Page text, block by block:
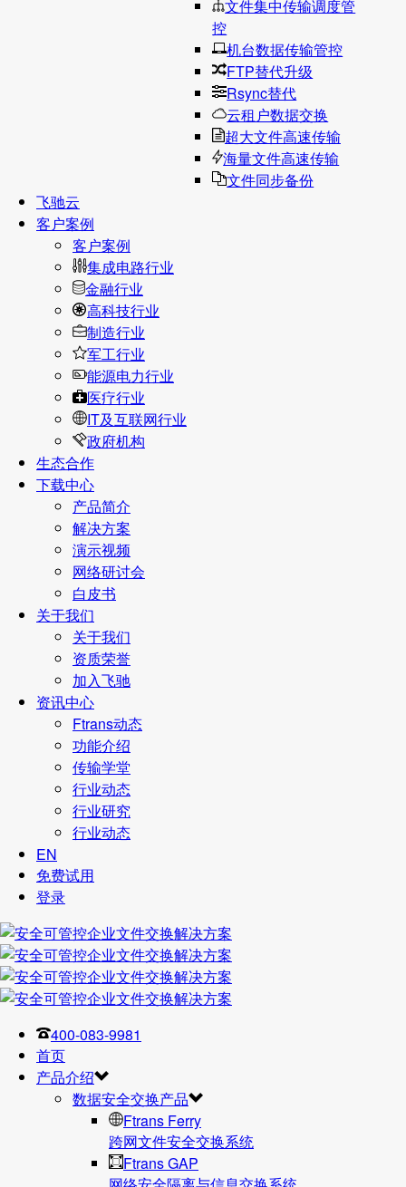
文件集中传输调度管
控
机台数据传输管控
FTP替代升级
Rsync替代
云租户数据交换
超大文件高速传输
海量文件高速传输
文件同步备份
飞驰云
客户案例
客户案例
集成电路行业
金融行业
高科技行业
制造行业
军工行业
能源电力行业
医疗行业
IT及互联网行业
政府机构
生态合作
下载中心
产品简介
解决方案
演示视频
网络研讨会
白皮书
关于我们
关于我们
资质荣誉
加入飞驰
资讯中心
Ftrans动态
功能介绍
传输学堂
行业动态
行业研究
行业动态
EN
免费试用
登录
400-083-9981
首页
产品介绍
数据安全交换产品
Ftrans Ferry
跨网文件安全交换系统
Ftrans GAP